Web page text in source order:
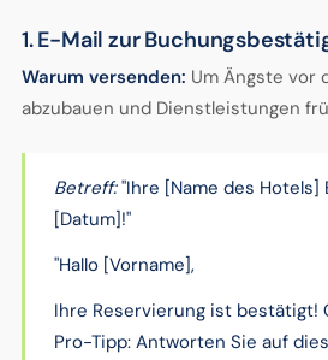
1. E-Mail zur
Warum versenden: Um Ängste vor
abzubauen und Dienstleistungen
Betreff:"Ihre [Name des Hotels]
[Datum]!"
"Hallo [Vorname],
Ihre Reservierung ist bestätigt!
Pro-Tipp: Antworten Sie auf